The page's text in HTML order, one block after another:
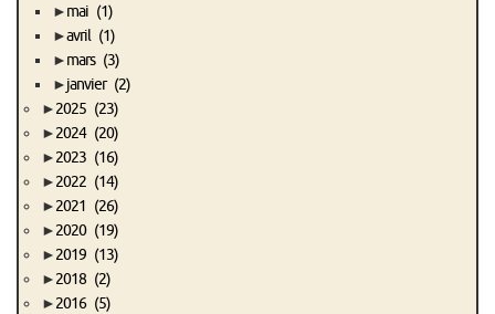
►mai (1)
►avril (1)
►mars (3)
►janvier (2)
►2025 (23)
►2024 (20)
►2023 (16)
►2022 (14)
►2021 (26)
►2020 (19)
►2019 (13)
►2018 (2)
►2016 (5)